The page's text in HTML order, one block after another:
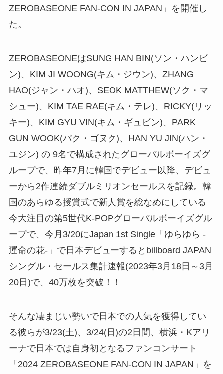
ZEROBASEONE FAN-CON IN JAPAN」を開催し
た。
ZEROBASEONEはSUNG HAN BIN(ソン・ハンビ
ン)、KIM JI WOONG(キム・ジウン)、ZHANG
HAO(ジャン・ハオ)、SEOK MATTHEW(ソク・マ
シュー)、KIM TAE RAE(キム・テレ)、RICKY(リッ
キー)、KIM GYU VIN(キム・ギュビン)、PARK
GUN WOOK(パク・ゴヌク)、HAN YU JIN(ハン・
ユジン) の 9名で構成されたグローバルボーイズグ
ループで、昨年7月に韓国でデビュー以降、デビュ
ーから2作連続ダブルミリオンセールスを記録。韓
国のあらゆる授賞式で新人賞を総なめにしている
今大注目の第5世代K-POPグローバルボーイズグル
ープで、今月3/20にJapan 1st Single「ゆらゆら -
運命の花-」で日本デビューするとbillboard JAPAN
シングル・セールス集計速報(2023年3月18日～3月
20日)で、40万枚を突破！！
そんな凄まじい勢いで日本での人気を獲得してい
る彼らが3/23(土)、3/24(日)の2日間、横浜・Kアリ
ーナで日本では自身初となるファンコンサート
「2024 ZEROBASEONE FAN-CON IN JAPAN」を